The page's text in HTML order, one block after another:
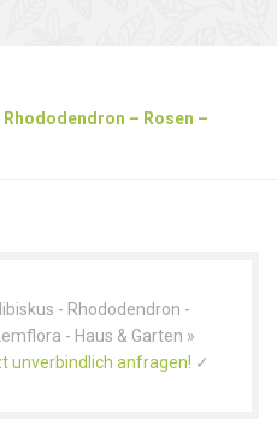
– Rosen –
- Rhododendron -
- Haus & Garten »
unverbindlich anfragen! ✓